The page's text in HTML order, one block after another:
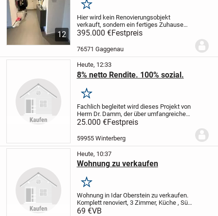
12
Merken
Hier wird kein Renovierungsobjekt
verkauft, sondern ein fertiges Zuhause
zum Einziehen.Die moderne 3-Zimmer-
Eckwohnung mit 89 m² Wohnfläche liegt
im Erdgeschoss eines gepflegten
Mehrfamilienhauses....
395.000 €Festpreis
76571 Gaggenau
Heute, 12:33
8% netto Rendite. 100% sozial.
Merken
Fachlich begleitet wird dieses Projekt von
Herrn Dr. Damm, der über umfangreiche
internationale Erfahrung als
Projektmanager in der
Gesundheitsbranche sowie in der
Vermittlung von Fachkräften...
25.000 €Festpreis
59955 Winterberg
Heute, 10:37
Wohnung zu verkaufen
Merken
Wohnung in Idar Oberstein zu verkaufen.
Komplett renoviert, 3 Zimmer, Küche , Süd
Balkon, Bad, sehr gute Bus Verbindung,
69 €VB